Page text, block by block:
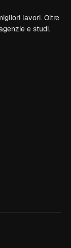
lavori. Oltre
e studi.